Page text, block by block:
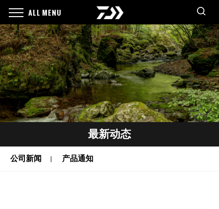
ALL MENU
最新动态
公司新闻 产品通知